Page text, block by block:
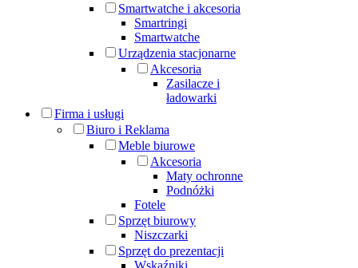
Smartwatche i akcesoria
Smartringi
Smartwatche
Urządzenia stacjonarne
Akcesoria
Zasilacze i
ładowarki
Firma i usługi
Biuro i Reklama
Meble biurowe
Akcesoria
Maty ochronne
Podnóżki
Fotele
Sprzęt biurowy
Niszczarki
Sprzęt do prezentacji
Wskaźniki